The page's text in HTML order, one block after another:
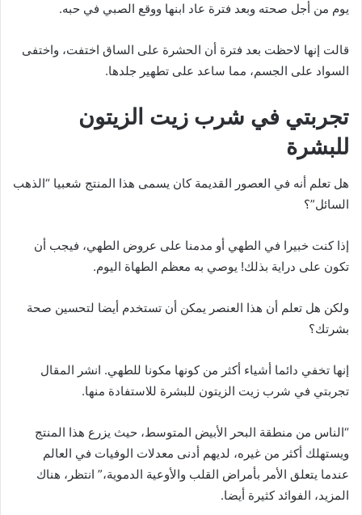
يوم من أجل صحته وبعد فترة عاد ابنها ووقع الصبي في حبه.
قالت إنها لاحظت بعد فترة أن الحشرة على الساق اختفت، واختفى
السواد على الجسم، مما ساعد على تطهير جلدها.
تجربتي في شرب زيت الزيتون
للبشرة
هل تعلم أنه في العصور القديمة كان يسمى هذا المنتج شعبيا “الذهب
السائل”؟
إذا كنت خبيرا في الطهي أو مدمنا على عروض الطهي، فيجب أن
تكون على دراية بذلك! يوصي به معظم الطهاة اليوم.
ولكن هل تعلم أن هذا العنصر يمكن أن تستخدم أيضا لتحسين صحة
بشرتك؟
إنها تخفي دائما أشياء أكثر من كونها مكونا للطهي. انشر المقال
تجربتي في شرب زيت الزيتون للبشرة للاستفادة منها.
“الناس من منطقة البحر الأبيض المتوسط، حيث يزرع هذا المنتج
ويستهلك أكثر من غيره، لديهم أدنى معدلات الوفيات في العالم
عندما يتعلق الأمر بأمراض القلب والأوعية الدموية،” انتظر، هناك
المزيد، الفوائد كثيرة أيضا.